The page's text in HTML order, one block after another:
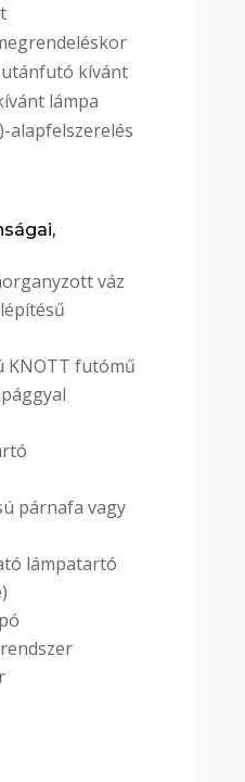
kívánt
lámpa
alapfelszerelés
váz
KNOTT futómű
párnafa vagy
lámpatartó